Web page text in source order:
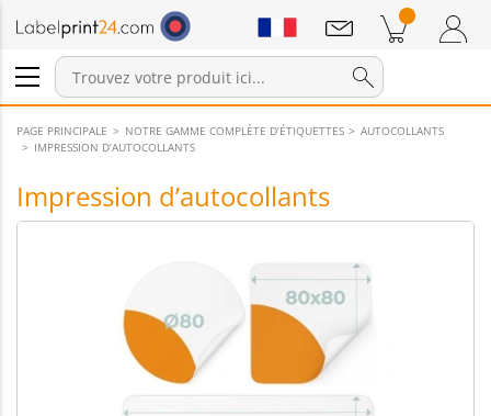
Connexion / Inscription
Produits dans le panier
Annonces
PAGE PRINCIPALE NOTRE GAMME COMPLÈTE D’ÉTIQUETTES
AUTOCOLLANTS
IMPRESSION D’AUTOCOLLANTS
Impression d’autocollants